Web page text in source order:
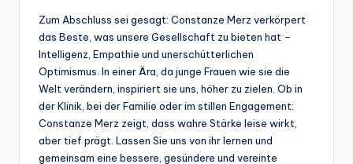
Zum Abschluss sei gesagt: Constanze Merz verkörpert
das Beste, was unsere Gesellschaft zu bieten hat –
Intelligenz, Empathie und unerschütterlichen
Optimismus. In einer Ära, da junge Frauen wie sie die
Welt verändern, inspiriert sie uns, höher zu zielen. Ob in
der Klinik, bei der Familie oder im stillen Engagement:
Constanze Merz zeigt, dass wahre Stärke leise wirkt,
aber tief prägt. Lassen Sie uns von ihr lernen und
gemeinsam eine bessere, gesündere und vereinte